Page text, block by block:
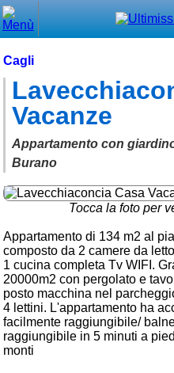
Cagli
Vacanze
Appartamento con
Burano
Tocca la foto per
Appartamento di 134 m2 al
composto da 2 camere da
1 cucina completa Tv WIFI.
20000m2 con pergolato e
posto macchina nel
4 lettini. L'appartamento ha
facilmente raggiungibile/
raggiungibile in 5 minuti a
monti
Menù principale
⌂ Home
🕐 Last Minute
🕐 First Minute
🔍 Cerca
Trova vicino a te
➕ Inserisci annuncio
Ottenere il CIN
Blog
Eventi e cose da vedere
➕ Segnala evento